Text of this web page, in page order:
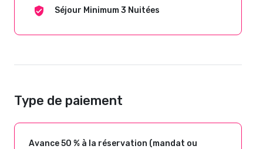
Séjour Minimum 3 Nuitées
Type de paiement
Avance 50 % à la réservation (mandat ou